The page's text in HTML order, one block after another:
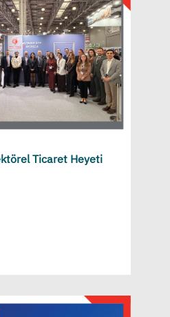
Ticaret Heyeti